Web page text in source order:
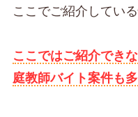
ここでご紹介してい
ここではご紹介でき
庭教師バイト案件も多